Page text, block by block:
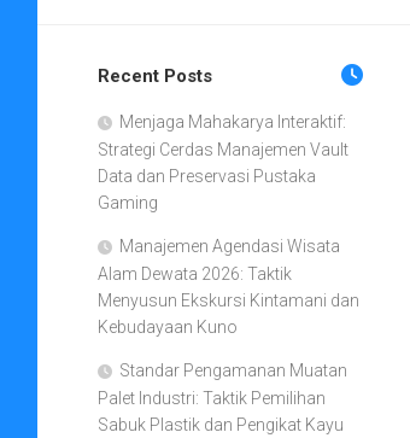
Recent Posts
Menjaga Mahakarya Interaktif:
Strategi Cerdas Manajemen Vault
Data dan Preservasi Pustaka
Gaming
Manajemen Agendasi Wisata
Alam Dewata 2026: Taktik
Menyusun Ekskursi Kintamani dan
Kebudayaan Kuno
Standar Pengamanan Muatan
Palet Industri: Taktik Pemilihan
Sabuk Plastik dan Pengikat Kayu